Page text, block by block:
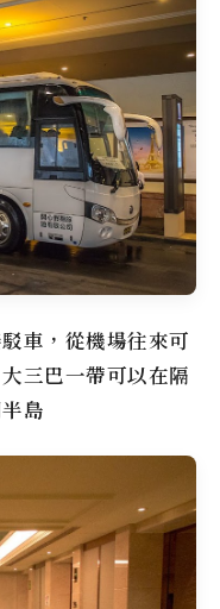
車，從機場往來可
三巴一帶可以在隔
島